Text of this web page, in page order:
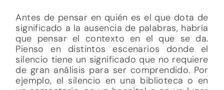
Antes de pensar en quién es el que dota de
significado a la ausencia de palabras, habría
que pensar el contexto en el que se da.
Pienso en distintos escenarios donde el
silencio tiene un significado que no requiere
de gran análisis para ser comprendido. Por
ejemplo, el silencio en una biblioteca o en